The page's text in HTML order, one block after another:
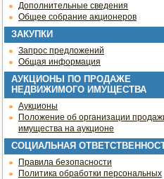
Дополнительные сведения
Общее собрание акционеров
ЗАКУПКИ
Запрос предложений
Общая информация
АУКЦИОНЫ ПО ПРОДАЖЕ
НЕДВИЖИМОГО ИМУЩЕСТВА
Аукционы
Положение об организации
имущества на аукционе
СОЦИАЛЬНАЯ
Правила безопасности
Политика обработки персональных